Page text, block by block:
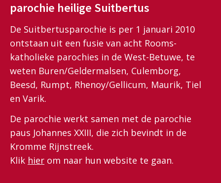
parochie heilige Suitbertus
De Suitbertusparochie is per 1 januari 2010
ontstaan uit een fusie van acht Rooms-
katholieke parochies in de West-Betuwe, te
weten Buren/Geldermalsen, Culemborg,
Beesd, Rumpt, Rhenoy/Gellicum, Maurik, Tiel
en Varik.
De parochie werkt samen met de parochie
paus Johannes XXIII, die zich bevindt in de
Kromme Rijnstreek.
Klik hier om naar hun website te gaan.